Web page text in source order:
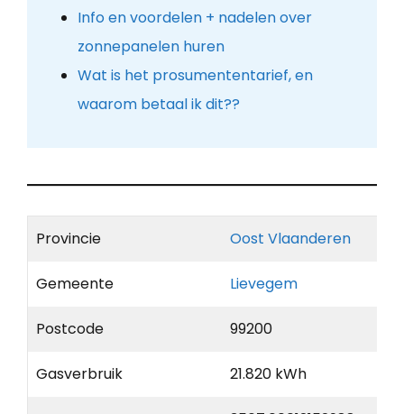
Info en voordelen + nadelen over
zonnepanelen huren
Wat is het prosumententarief, en
waarom betaal ik dit??
Provincie Oost Vlaanderen
Gemeente Lievegem
Postcode 99200
Gasverbruik 21.820 kWh